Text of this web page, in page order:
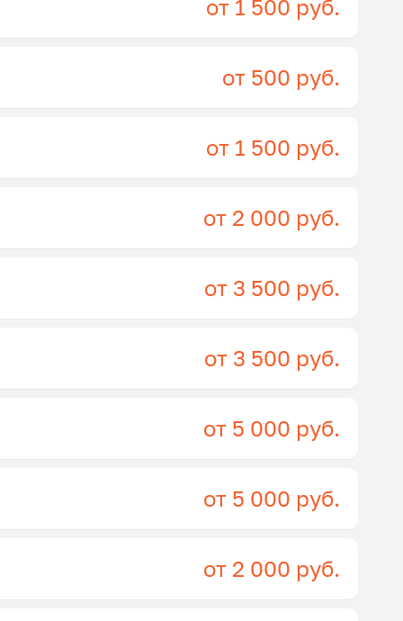
от 1 500 руб.
от 500 руб.
от 1 500 руб.
от 2 000 руб.
от 3 500 руб.
от 3 500 руб.
от 5 000 руб.
от 5 000 руб.
от 2 000 руб.